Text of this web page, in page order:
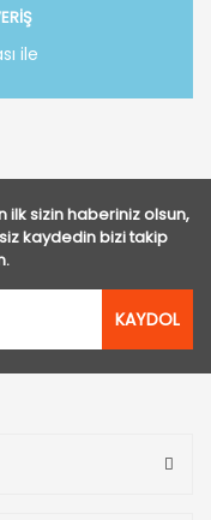
ile
sizin haberiniz olsun,
kaydedin bizi takip
KAYDOL